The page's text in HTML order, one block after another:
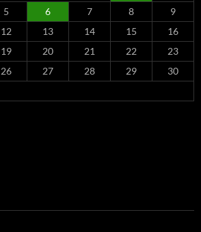
5 6 7 8
9
12 13 14 15
16
19 20 21 22
23
26 27 28 29
30